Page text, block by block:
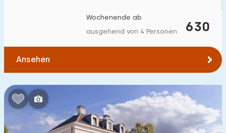
630
Wochenende ab
ausgehend von 4 Personen
Ansehen